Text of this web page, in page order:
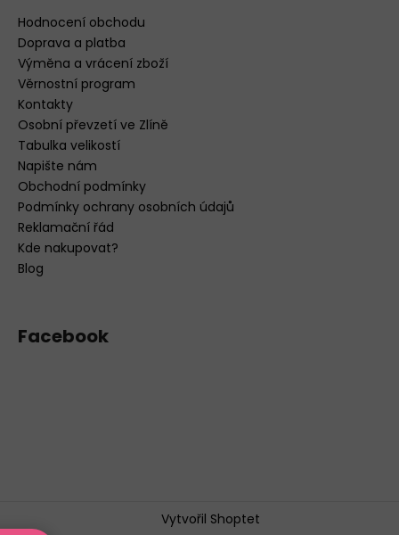
Hodnocení obchodu
Doprava a platba
Výměna a vrácení zboží
Věrnostní program
Kontakty
Osobní převzetí ve Zlíně
Tabulka velikostí
Napište nám
Obchodní podmínky
Podmínky ochrany osobních údajů
Reklamační řád
Kde nakupovat?
Blog
Facebook
Vytvořil Shoptet